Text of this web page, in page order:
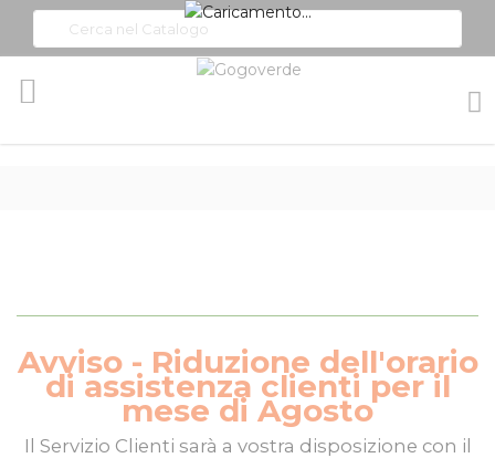
Avviso - Riduzione dell'orario
di assistenza clienti per il
mese di Agosto
Il Servizio Clienti sarà a vostra disposizione con il